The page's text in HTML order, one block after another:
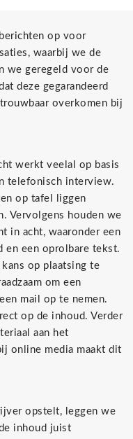
op voor
waarbij we de
we geregeld voor de
deze gegarandeerd
overkomen bij
werkt veelal op basis
telefonisch interview.
op tafel liggen
Vervolgens houden we
in acht, waaronder een
en een oprolbare tekst.
op plaatsing te
om een
mail op te nemen.
op de inhoud. Verder
aan het
online media maakt dit
opstelt, leggen we
inhoud juist